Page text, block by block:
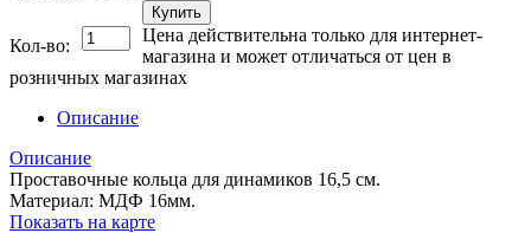
Кол-во:
Купить
Цена действительна только для интернет-
магазина и может отличаться от цен в
розничных магазинах
Описание
Описание
Проставочные кольца для динамиков 16,5 см.
Материал: МДФ 16мм.
Показать на карте